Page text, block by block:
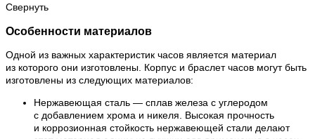
Свернуть
Особенности материалов
Одной из важных характеристик часов является материал
из которого они изготовлены. Корпус и браслет часов могут быть
изготовлены из следующих материалов:
Нержавеющая сталь — сплав железа с углеродом
с добавлением хрома и никеля. Высокая прочность
и коррозионная стойкость нержавеющей стали делают